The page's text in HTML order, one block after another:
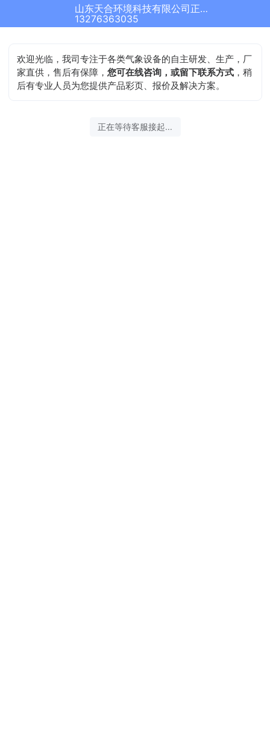
山东天合环境科技有限公司正在为您服务
13276363035
欢迎光临，我司专注于各类气象设备的自主研发、生产，厂
家直供，售后有保障，您可在线咨询，或留下联系方式 ，稍
后有专业人员为您提供产品彩页、报价及解决方案。
正在等待客服接起...